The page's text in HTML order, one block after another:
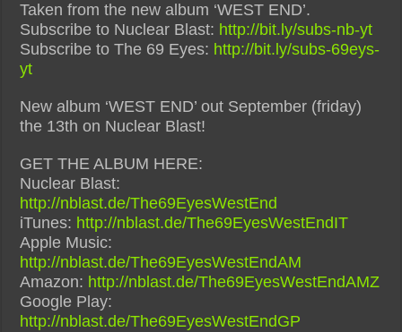
Taken from the new album ‘WEST END’.
Subscribe to Nuclear Blast: http://bit.ly/subs-nb-yt
Subscribe to The 69 Eyes: http://bit.ly/subs-69eys-
yt
New album ‘WEST END’ out September (friday)
the 13th on Nuclear Blast!
GET THE ALBUM HERE:
Nuclear Blast:
http://nblast.de/The69EyesWestEnd
iTunes: http://nblast.de/The69EyesWestEndIT
Apple Music:
http://nblast.de/The69EyesWestEndAM
Amazon: http://nblast.de/The69EyesWestEndAMZ
Google Play:
http://nblast.de/The69EyesWestEndGP